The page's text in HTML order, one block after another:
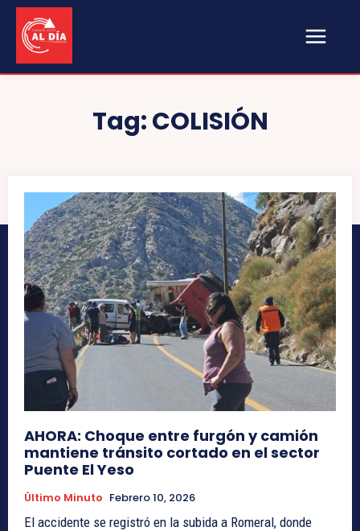
Tag:COLISIÓN
AHORA: Choque entre furgón y camión
mantiene tránsito cortado en el sector
Puente El Yeso
Último Minuto Febrero 10, 2026
El accidente se registró en la subida a Romeral, donde